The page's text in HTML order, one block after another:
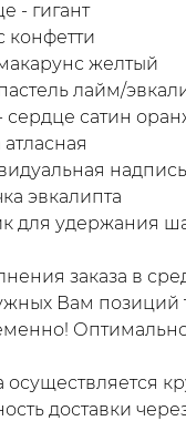
- гигант
конфетти
желтый
лайм/
сердце сатин
надпись
эвкалипта
для удержания
заказа в
Вам позиций
осуществляется
доставки